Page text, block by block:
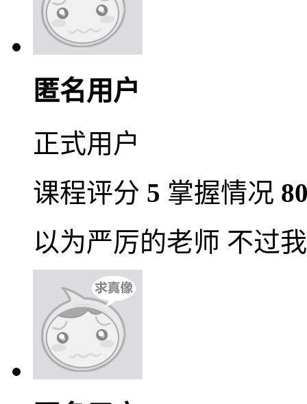
匿名用户
正式用户
课程评分 5 掌握情况
以为严厉的老师 不过